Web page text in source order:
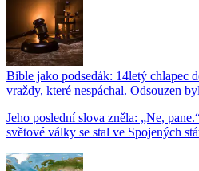
Bible jako podsedák: 14letý chlapec
vraždy, které nespáchal. Odsouzen
Jeho poslední slova zněla: „Ne,
světové války se stal ve Spojených